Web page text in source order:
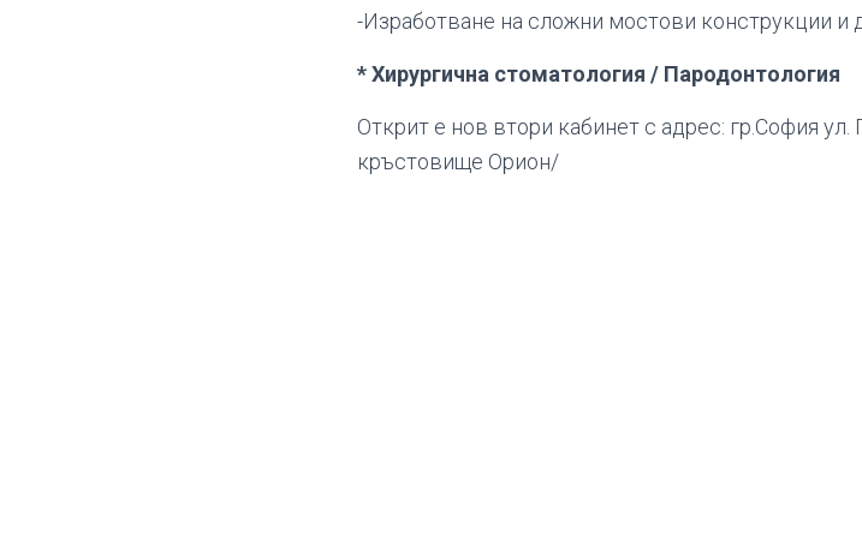
-Изработване на сложни мостови конструкции и
* Хирургична стоматология / Пародонтология
Открит е нов втори кабинет с адрес: гр.София
кръстовище Орион/